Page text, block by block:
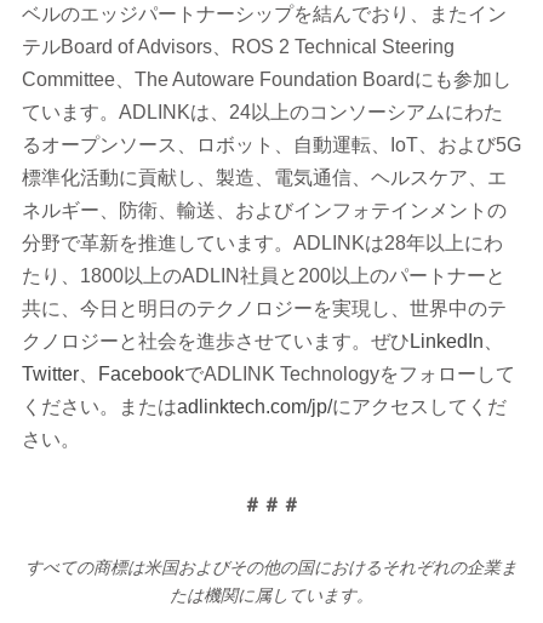
ベルのエッジパートナーシップを結んでおり、またイン
テルBoard of Advisors、ROS 2 Technical Steering
Committee、The Autoware Foundation Boardにも参加し
ています。ADLINKは、24以上のコンソーシアムにわた
るオープンソース、ロボット、自動運転、IoT、および5G
標準化活動に貢献し、製造、電気通信、ヘルスケア、エ
ネルギー、防衛、輸送、およびインフォテインメントの
分野で革新を推進しています。ADLINKは28年以上にわ
たり、1800以上のADLIN社員と200以上のパートナーと
共に、今日と明日のテクノロジーを実現し、世界中のテ
クノロジーと社会を進歩させています。ぜひ LinkedIn
Twitter、 FacebookでADLINK Technologyをフォローして
ください。またはadlinktech.com/jp/にアクセスしてくだ
さい。
＃＃＃
すべての商標は米国およびその他の国におけるそれぞれの企業ま
たは機関に属しています。